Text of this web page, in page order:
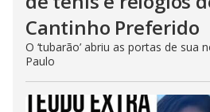
Cantinho Preferido
O ‘tubarão’ abriu as portas de sua
Paulo